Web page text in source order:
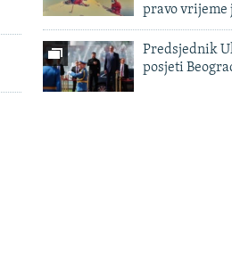
pravo vrijeme
Predsjednik
posjeti